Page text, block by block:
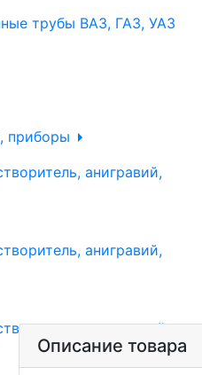
трубы ВАЗ, ГАЗ, УАЗ
приборы
анигравий,
анигравий,
антигравий,
Описание товара